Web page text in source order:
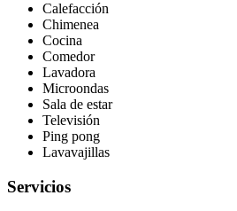
Calefacción
Chimenea
Cocina
Comedor
Lavadora
Microondas
Sala de estar
Televisión
Ping pong
Lavavajillas
Servicios